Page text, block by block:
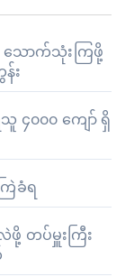
သောက်သုံးကြဖို့
း
၄၀၀၀ ကျော် ရှိ
ြဲခံရ
ဖို့ တပ်မှူးကြီး